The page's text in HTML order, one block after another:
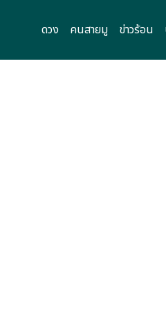
ดวง คนสายมู ข่าวร้อน